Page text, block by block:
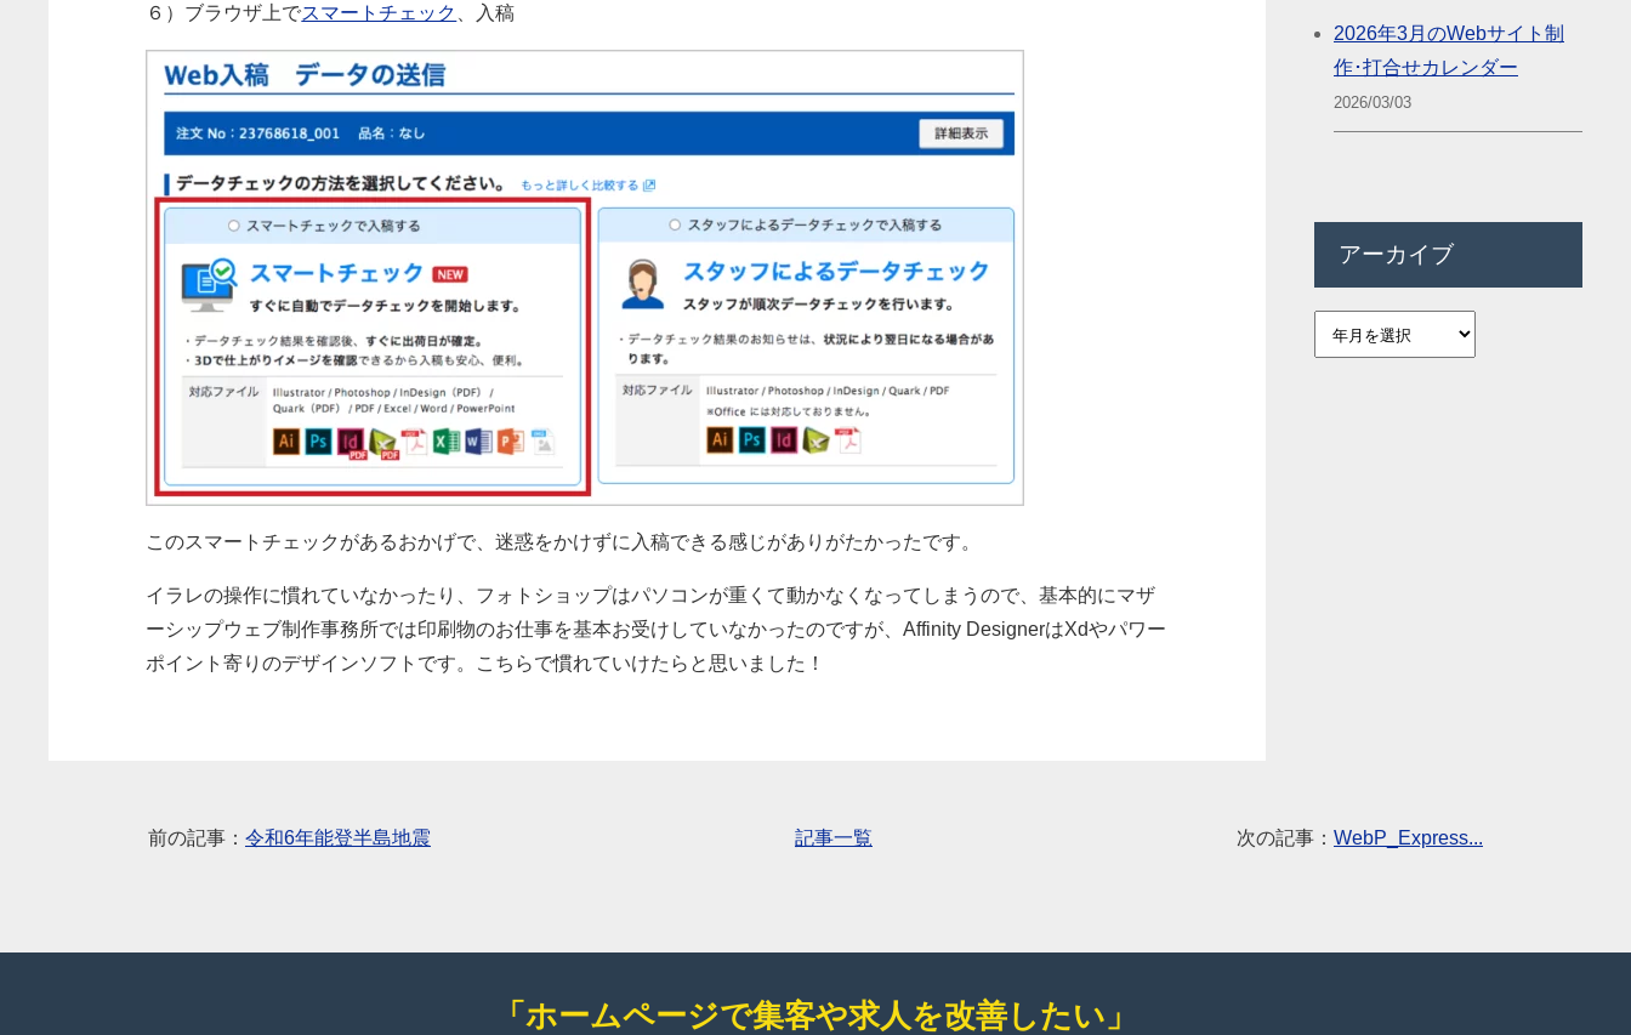
６）ブラウザ上でスマートチェック 、入稿
このスマートチェックがあるおかげで、迷惑をかけずに入稿できる感じがありがたかったです。
イラレの操作に慣れていなかったり、フォトショップはパソコンが重くて動かなくなってしまうので、基本的にマザ
ーシップウェブ制作事務所では印刷物のお仕事を基本お受けしていなかったのですが、Affinity DesignerはXdやパワー
ポイント寄りのデザインソフトです。こちらで慣れていけたらと思いました！
2026年3月のWebサイト制
作･打合せカレンダー
2026/03/03
アーカイブ
前の記事： 令和6年能登半島地震 記事一覧 次の記事： WebP_Express...
「ホームページで集客や求人を改善したい」